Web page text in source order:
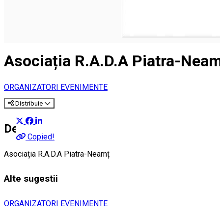
Asociația R.A.D.A Piatra-
ORGANIZATORI EVENIMENTE
Distribuie
Copied!
Despre
Asociația R.A.D.A Piatra-Neamț
Alte sugestii
ORGANIZATORI EVENIMENTE